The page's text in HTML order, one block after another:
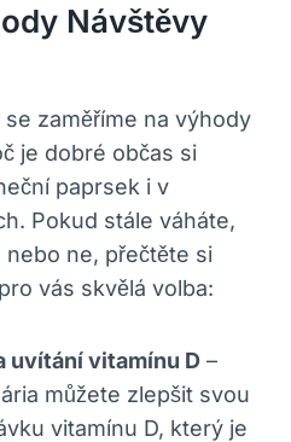
Návštěvy
zaměříme na výhody
⁤je dobré ⁢občas si
paprsek⁢ i v
Pokud stále váháte,
ne, přečtěte⁣ si
vás skvělá⁢ volba:
uvítání vitamínu D –
můžete zlepšit svou
vitamínu D, který je